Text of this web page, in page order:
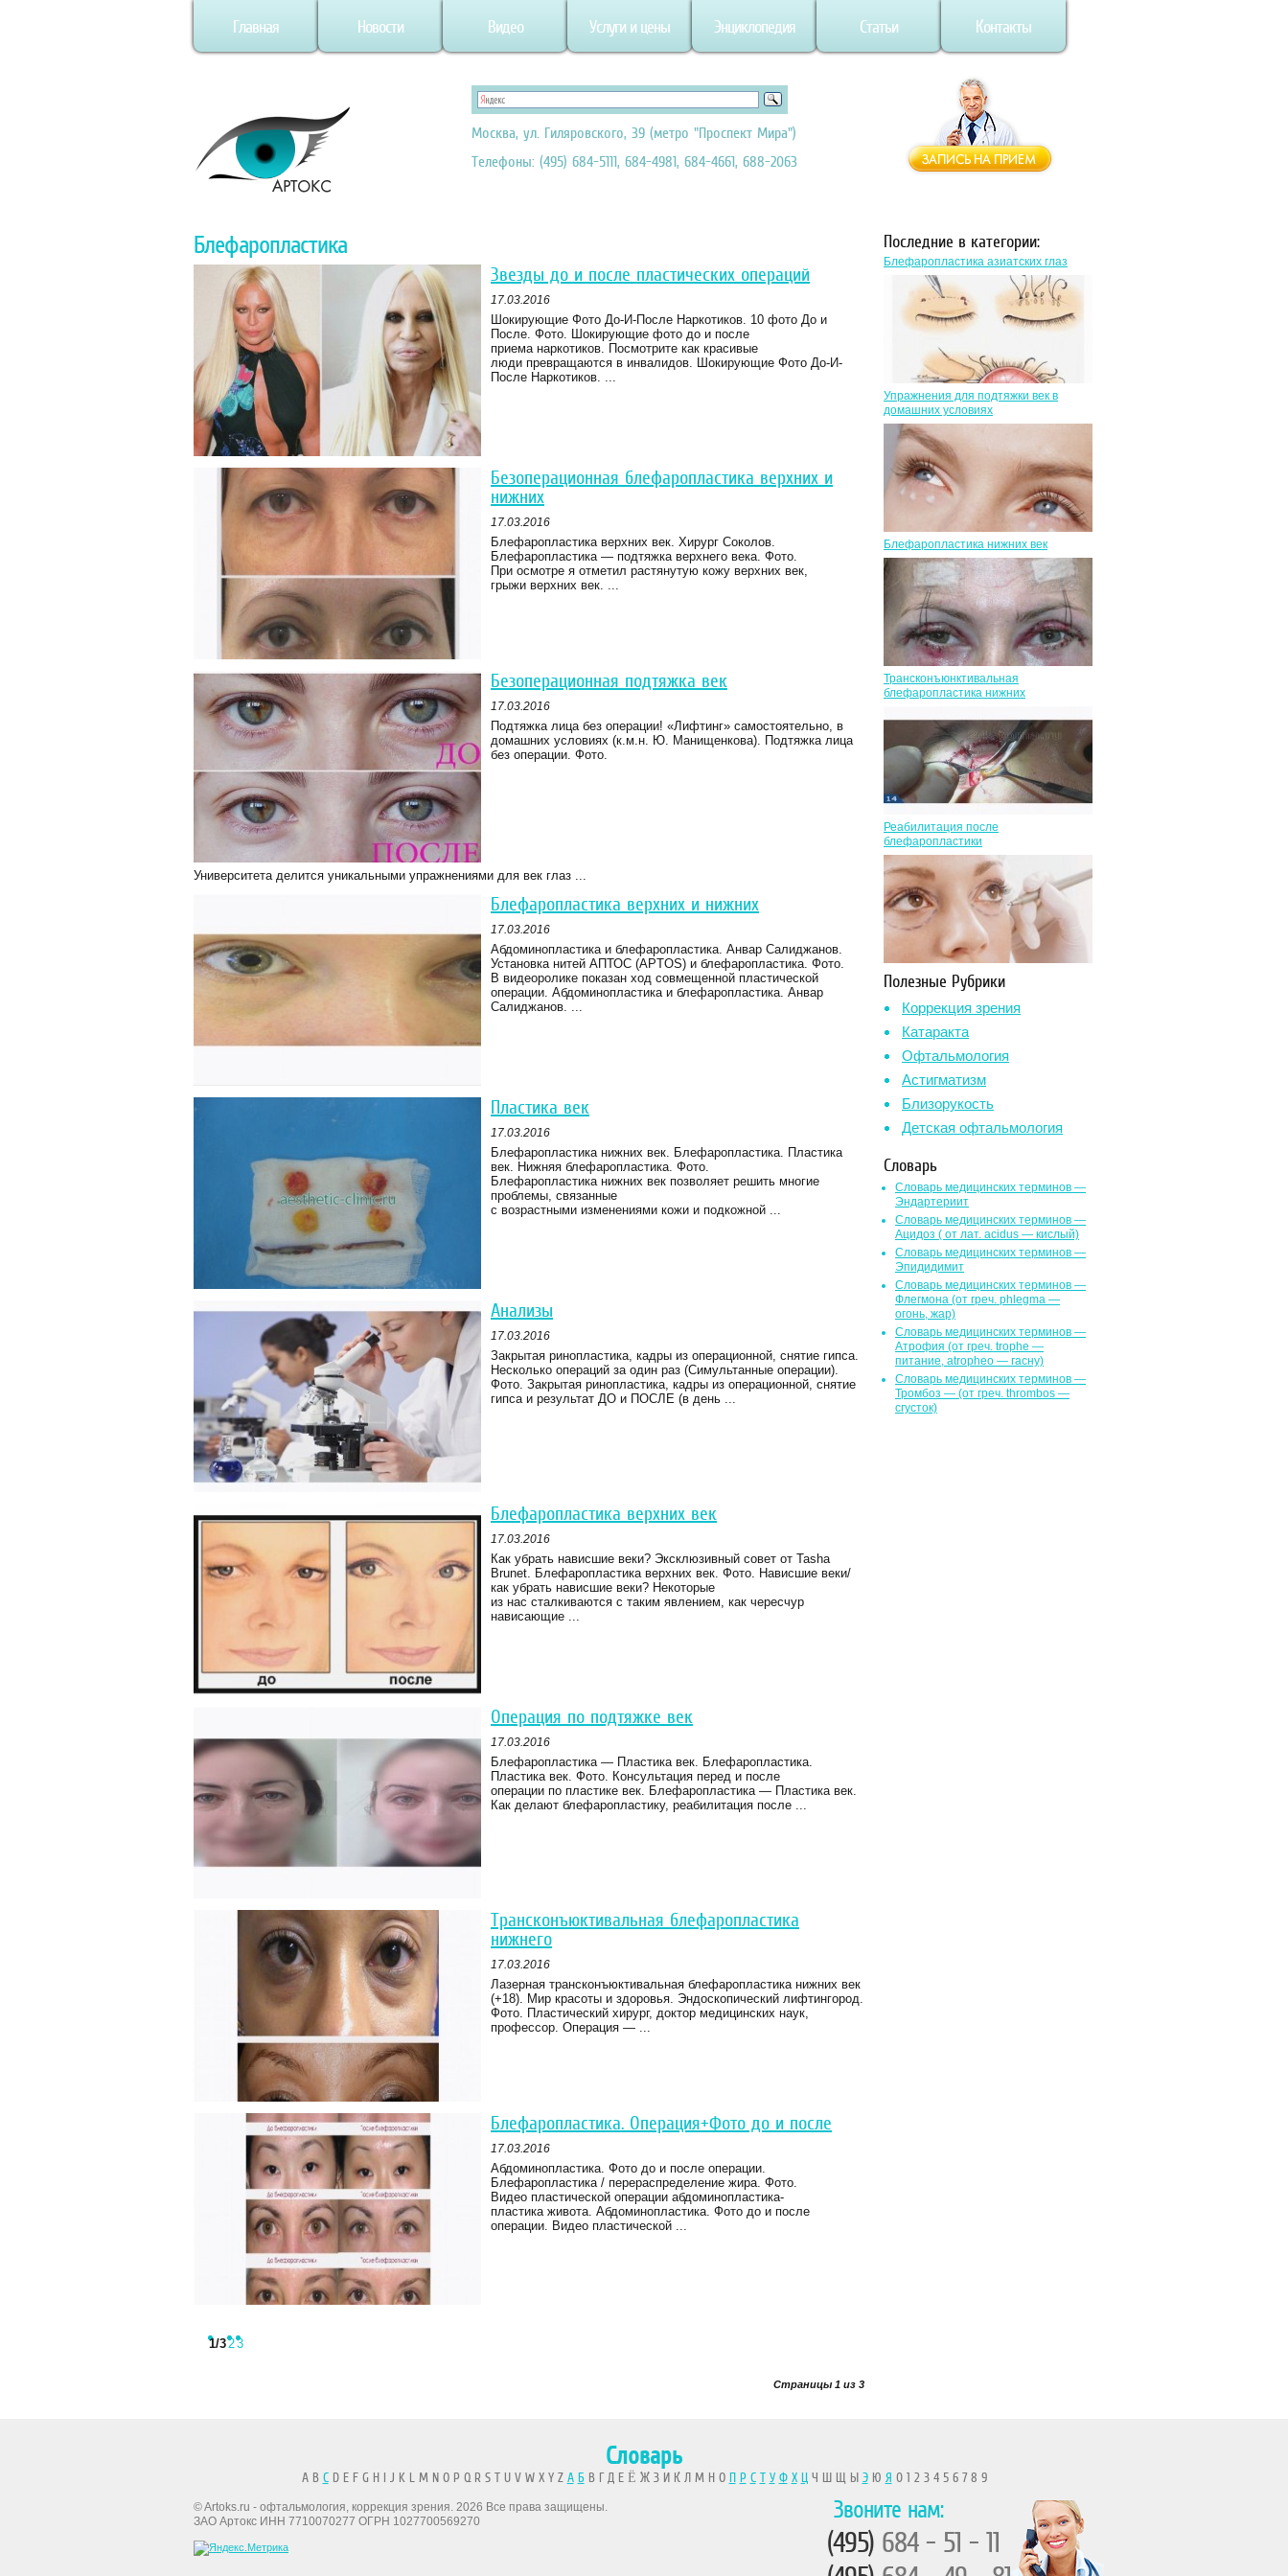
Главная Новости Видео Услуги и цены Энциклопедия Статьи Контакты
Москва, ул. Гиляровского, 39 (метро "Проспект Мира")
Телефоны: (495) 684-5111, 684-4981, 684-4661, 688-2063
Блефаропластика
Звезды до и после пластических операций
17.03.2016
Шокирующие Фото До-И-После Наркотиков. 10 фото До и
После. Фото. Шокирующие фото до и после
приема наркотиков. Посмотрите как красивые
люди превращаются в инвалидов. Шокирующие Фото До-И-
После Наркотиков. ...
Безоперационная блефаропластика верхних и
нижних
17.03.2016
Блефаропластика верхних век. Хирург Соколов.
Блефаропластика — подтяжка верхнего века. Фото.
При осмотре я отметил растянутую кожу верхних век,
грыжи верхних век. ...
Безоперационная подтяжка век
17.03.2016
Подтяжка лица без операции! «Лифтинг» самостоятельно, в
домашних условиях (к.м.н. Ю. Манищенкова). Подтяжка лица
без операции. Фото.
Университета делится уникальными упражнениями для век глаз ...
Блефаропластика верхних и нижних
17.03.2016
Абдоминопластика и блефаропластика. Анвар Салиджанов.
Установка нитей АПТОС (APTOS) и блефаропластика. Фото.
В видеоролике показан ход совмещенной пластической
операции. Абдоминопластика и блефаропластика. Анвар
Салиджанов. ...
Пластика век
17.03.2016
Блефаропластика нижних век. Блефаропластика. Пластика
век. Нижняя блефаропластика. Фото.
Блефаропластика нижних век позволяет решить многие
проблемы, связанные
с возрастными изменениями кожи и подкожной ...
Анализы
17.03.2016
Закрытая ринопластика, кадры из операционной, снятие гипса.
Несколько операций за один раз (Симультанные операции).
Фото. Закрытая ринопластика, кадры из операционной, снятие
гипса и результат ДО и ПОСЛЕ (в день ...
Блефаропластика верхних век
17.03.2016
Как убрать нависшие веки? Эксклюзивный совет от Tasha
Brunet. Блефаропластика верхних век. Фото. Нависшие веки/
как убрать нависшие веки? Некоторые
из нас сталкиваются с таким явлением, как чересчур
нависающие ...
Операция по подтяжке век
17.03.2016
Блефаропластика — Пластика век. Блефаропластика.
Пластика век. Фото. Консультация перед и после
операции по пластике век. Блефаропластика — Пластика век.
Как делают блефаропластику, реабилитация после ...
Трансконъюктивальная блефаропластика
нижнего
17.03.2016
Лазерная трансконъюктивальная блефаропластика нижних век
(+18). Мир красоты и здоровья. Эндоскопический лифтингород.
Фото. Пластический хирург, доктор медицинских наук,
профессор. Операция — ...
Блефаропластика. Операция+Фото до и после
17.03.2016
Абдоминопластика. Фото до и после операции.
Блефаропластика / перераспределение жира. Фото.
Видео пластической операции абдоминопластика-
пластика живота. Абдоминопластика. Фото до и после
операции. Видео пластической ...
1/323
Страницы 1 из 3
Последние в категории:
Блефаропластика азиатских глаз
Упражнения для подтяжки век в
домашних условиях
Блефаропластика нижних век
Трансконъюнктивальная
блефаропластика нижних
Реабилитация после
блефаропластики
Полезные Рубрики
Коррекция зрения
Катаракта
Офтальмология
Астигматизм
Близорукость
Детская офтальмология
Словарь
Словарь медицинских терминов —
Эндартериит
Словарь медицинских терминов —
Ацидоз ( от лат. асidus — кислый)
Словарь медицинских терминов —
Эпидидимит
Словарь медицинских терминов —
Флегмона (от гpeч. phlegma —
огонь, жар)
Словарь медицинских терминов —
Атрофия (от греч. trophe —
питание, atropheo — гасну)
Словарь медицинских терминов —
Тромбоз — (от греч. thrombos —
сгусток)
Словарь
A B CD E F G H I J K L M N O P Q R S T U V W X Y Z А БВ Г Д Е Ё Ж З И К Л М Н О П Р С Т У Ф Х ЦЧ Ш Щ Ы ЭЮ Я 0 1 2 3 4 5 6 7 8 9
© Artoks.ru - офтальмология, коррекция зрения. 2026 Все права защищены.
ЗАО Артокс ИНН 7710070277 ОГРН 1027700569270
Звоните нам:
(495) 684 - 51 - 11